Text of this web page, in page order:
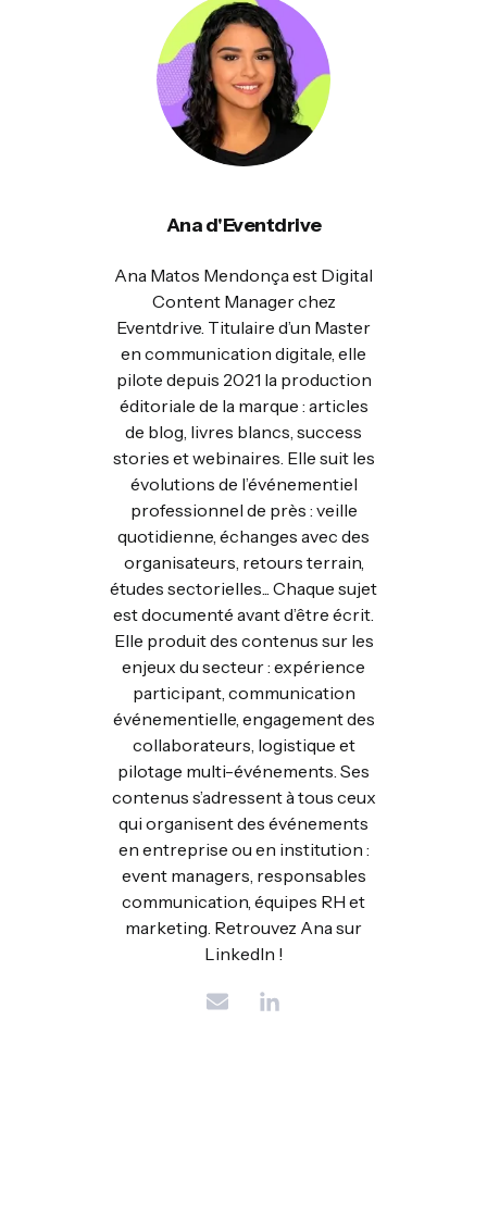
Ana d'Eventdrive
Ana Matos Mendonça est Digital
Content Manager chez
Eventdrive. Titulaire d’un Master
en communication digitale, elle
pilote depuis 2021 la production
éditoriale de la marque : articles
de blog, livres blancs, success
stories et webinaires. Elle suit les
évolutions de l’événementiel
professionnel de près : veille
quotidienne, échanges avec des
organisateurs, retours terrain,
études sectorielles... Chaque sujet
est documenté avant d’être écrit.
Elle produit des contenus sur les
enjeux du secteur : expérience
participant, communication
événementielle, engagement des
collaborateurs, logistique et
pilotage multi-événements. Ses
contenus s’adressent à tous ceux
qui organisent des événements
en entreprise ou en institution :
event managers, responsables
communication, équipes RH et
marketing. Retrouvez Ana sur
LinkedIn !